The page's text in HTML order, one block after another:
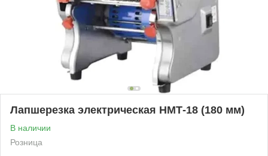
Лапшерезка электрическая НМТ-18 (180 мм)
В наличии
Розница